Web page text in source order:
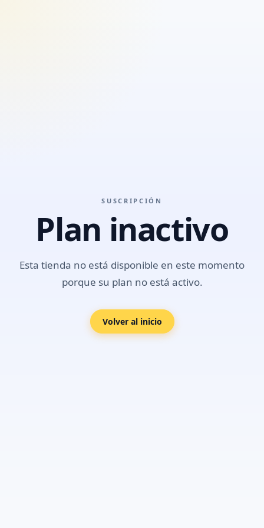
SUSCRIPCIÓN
Plan inactivo
Esta tienda no está disponible en este momento
porque su plan no está activo.
Volver al inicio